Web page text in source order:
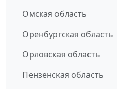
Омская область
Оренбургская область
Орловская область
Пензенская область